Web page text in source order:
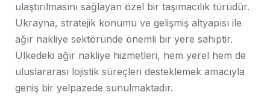
ulaştırılmasını sağlayan özel bir taşımacılık türüdür.
Ukrayna, stratejik konumu ve gelişmiş altyapısı ile
ağır nakliye sektöründe önemli bir yere sahiptir.
Ülkedeki ağır nakliye hizmetleri, hem yerel hem de
uluslararası lojistik süreçleri desteklemek amacıyla
geniş bir yelpazede sunulmaktadır.